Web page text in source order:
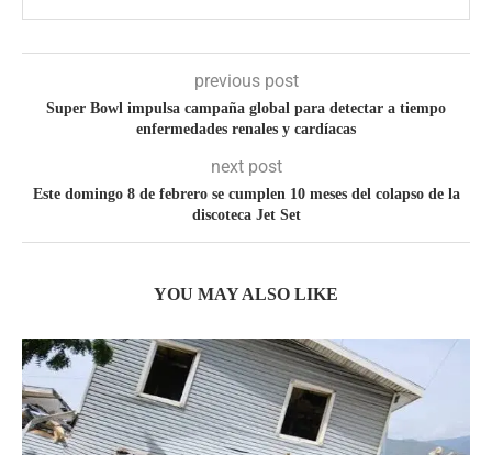
previous post
Super Bowl impulsa campaña global para detectar a tiempo
enfermedades renales y cardíacas
next post
Este domingo 8 de febrero se cumplen 10 meses del colapso de la
discoteca Jet Set
YOU MAY ALSO LIKE